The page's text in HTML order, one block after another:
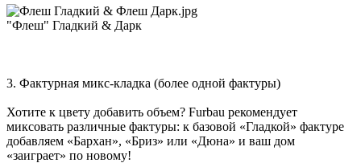
"Флеш" Гладкий & Дарк
3. Фактурная микс-кладка (более одной фактуры)
Хотите к цвету добавить объем? Furbau рекомендует
миксовать различные фактуры: к базовой «Гладкой» фактуре
добавляем «Бархан», «Бриз» или «Дюна» и ваш дом
«заиграет» по новому!